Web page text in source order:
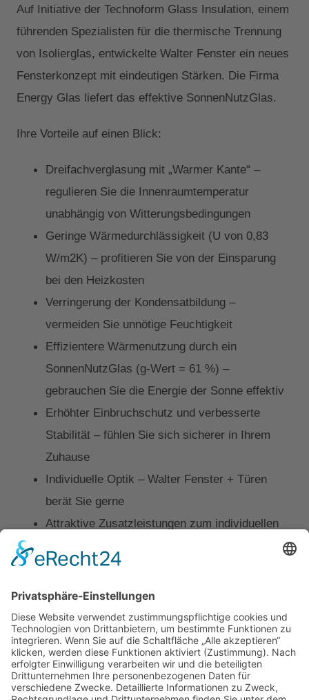
Auf Initiative der Technoform Glass Insulation, einem
führenden Spezialisten für die thermische Trennung
von Isolierglas, entwickelte Walter Fenster ein neues
Fensterkonzept mit eindeutigen Stärken. Die Firma
Energy Glas liefert das effektive SonnenNutzGlas.
Ihre Vorteile auf einen Blick:
Dreifachverglasung mit „Warmer Kante“ –
regulieren Sie die Innenraumtemperatur
unabhängig von Witterungsbedingungen
Geringe Wärmedurchlässigkeit (U von 0,83
W/m2K) – profitieren Sie von der Einsparung
bei den Heizkosten
Verringerung der Kondensatbildung –
vermeiden Sie unnötige Feuchtigkeit
Effizientere Wärmenutzung durch ein
SonnenNutzGlas (g-Wert = 61 %) –
gebrauchen Sie die Energie der Sonne effektiv
Erhöhter Einbruchschutz und verbesserte
Stabilität – fühlen Sie sich sicherer in Ihrem
Zuhause
Individuelle Optik – Walter Fenster + Türen
berät Sie gerne
Attraktive Zusatzleistungen zum individuellen
Preis – sichern Sie sich z. B. 15 Jahre Garantie
auf die Scheibe
Mehr Infos zum NordhessenFenster